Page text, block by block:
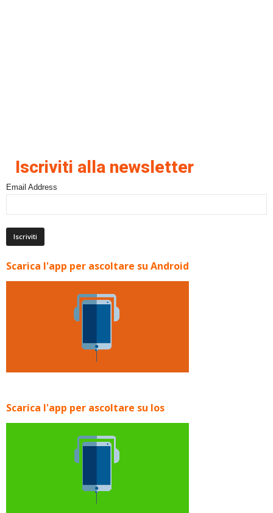
Iscriviti alla newsletter
Email Address
Scarica l'app per ascoltare su Android
Scarica l'app per ascoltare su Ios